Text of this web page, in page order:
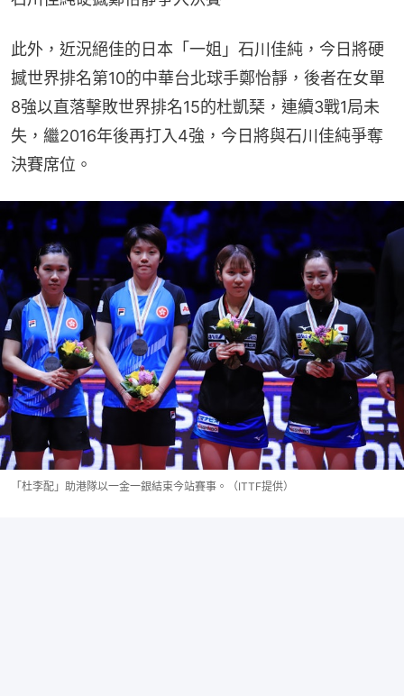
此外，近況絕佳的日本「一姐」石川佳純，今日將硬
撼世界排名第10的中華台北球手鄭怡靜，後者在女單
8強以直落擊敗世界排名15的杜凱琹，連續3戰1局未
失，繼2016年後再打入4強，今日將與石川佳純爭奪
決賽席位。
「杜李配」助港隊以一金一銀結束今站賽事。（ITTF提供）